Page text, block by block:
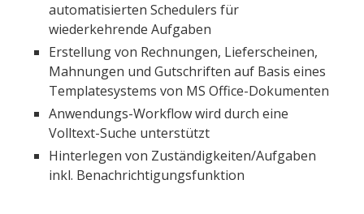
automatisierten Schedulers für
wiederkehrende Aufgaben
Erstellung von Rechnungen, Lieferscheinen,
Mahnungen und Gutschriften auf Basis eines
Templatesystems von MS Office-Dokumenten
Anwendungs-Workflow wird durch eine
Volltext-Suche unterstützt
Hinterlegen von Zuständigkeiten/Aufgaben
inkl. Benachrichtigungsfunktion